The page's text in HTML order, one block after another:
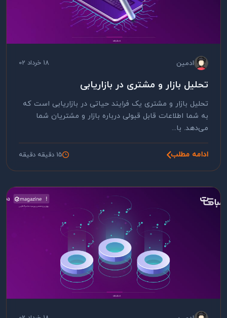
ادمین 18 خرداد 02
تحلیل بازار و مشتری در بازاریابی
تحلیل بازار و مشتری یک فرایند حیاتی در بازاریابی است که
به شما اطلاعات قابل قبولی درباره بازار و مشتریان شما
می‌دهد. با...
ادامه مطلب 15 دقیقه دقیقه